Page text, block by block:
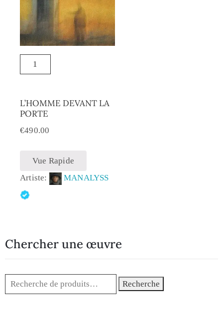
L’HOMME DEVANT LA
PORTE
€490.00
Vue Rapide
Artiste:
MANALYSS
Chercher une œuvre
Recherche